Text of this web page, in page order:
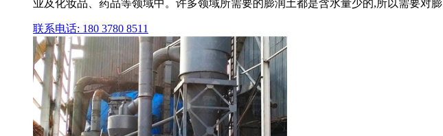
业及化妆品、药品等领域中。许多领域所需要的膨润土都是含水量少的,所以需要对膨
联系电话: 180 3780 8511